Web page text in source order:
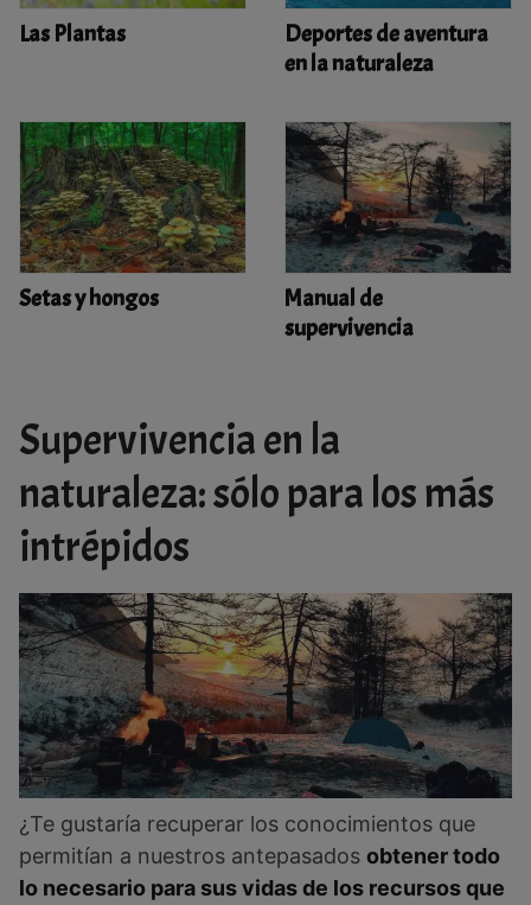
Las Plantas
Deportes de aventura
en la naturaleza
Setas y hongos
Manual de
supervivencia
Supervivencia en la
naturaleza: sólo para los más
intrépidos
¿Te gustaría recuperar los conocimientos que
permitían a nuestros antepasados obtener todo
lo necesario para sus vidas de los recursos que